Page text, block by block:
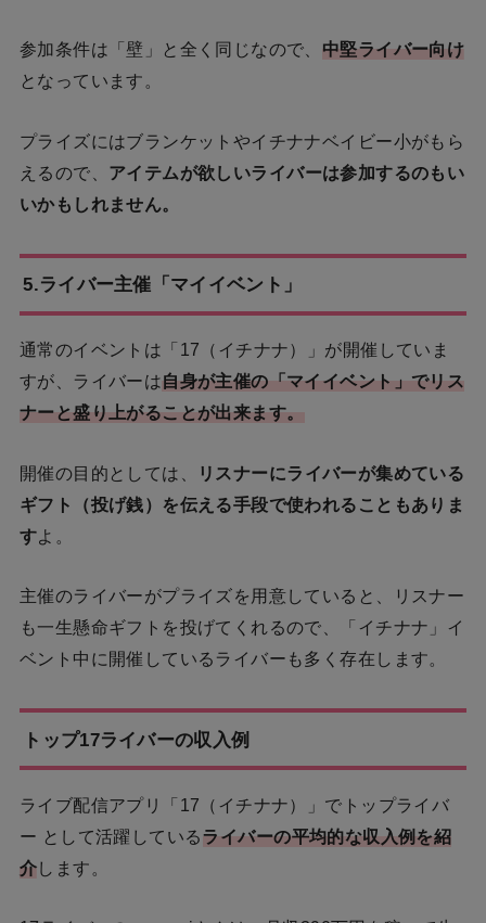
参加条件は「壁」と全く同じなので、 中堅ライバー向け
となっています。
プライズにはブランケットやイチナナベイビー小がもら
えるので、 アイテムが欲しいライバーは参加するのもい
いかもしれません。
5.ライバー主催「マイイベント」
通常のイベントは「17（イチナナ）」が開催していま
すが、ライバーは自身が主催の「マイイベント」でリス
ナーと盛り上がることが出来ます。
開催の目的としては、
リスナーにライバーが集めている
ギフト（投げ銭）を伝える手段で使われることもありま
すよ。
主催のライバーがプライズを用意していると、リスナー
も一生懸命ギフトを投げてくれるので、「イチナナ」イ
ベント中に開催しているライバーも多く存在します。
トップ17ライバーの収入例
ライブ配信アプリ「17（イチナナ）」でトップライバ
ー として活躍しているライバーの平均的な収入例を紹
介します。